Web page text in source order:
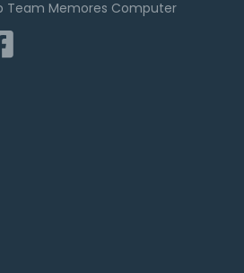
Team Memores Computer